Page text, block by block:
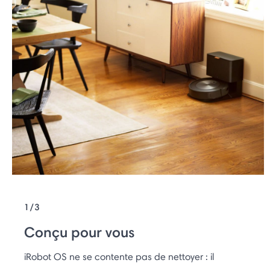
1/3
Conçu pour vous
iRobot OS ne se contente pas de nettoyer : il